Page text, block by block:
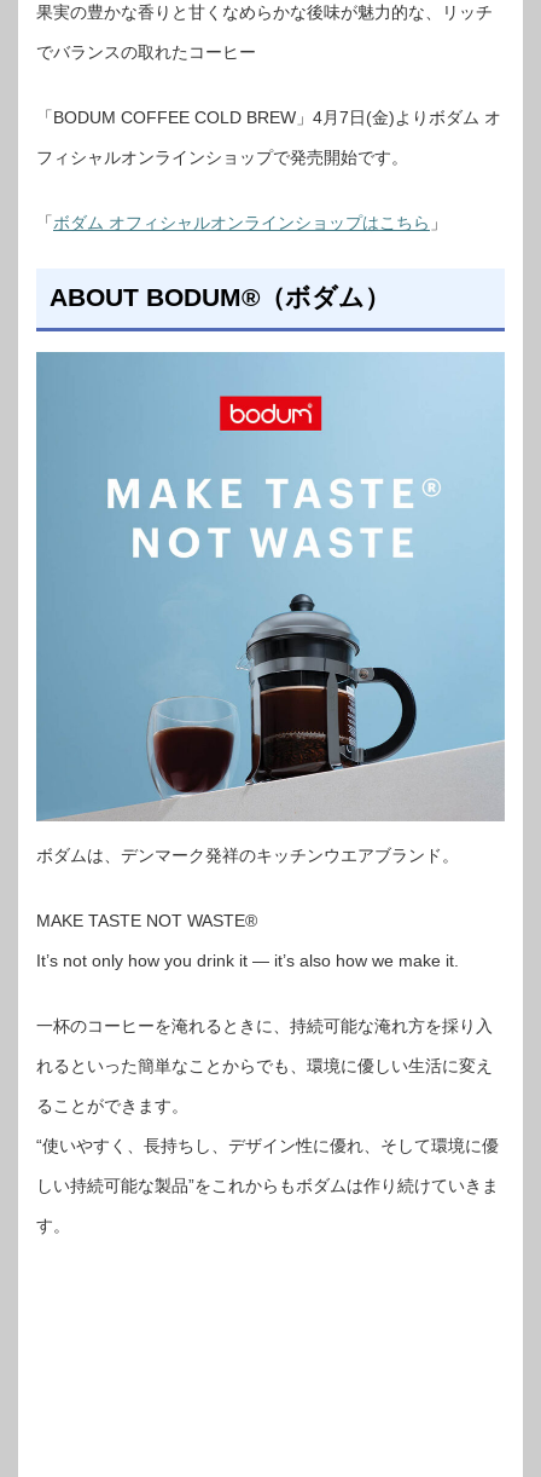
果実の豊かな香りと甘くなめらかな後味が魅力的な、リッチ
でバランスの取れたコーヒー
「BODUM COFFEE COLD BREW」4月7日(金)よりボダム オ
フィシャルオンラインショップで発売開始です。
「ボダム オフィシャルオンラインショップはこちら 」
ABOUT BODUM®（ボダム）
ボダムは、デンマーク発祥のキッチンウエアブランド。
MAKE TASTE NOT WASTE®
It’s not only how you drink it — it’s also how we make it.
一杯のコーヒーを淹れるときに、持続可能な淹れ方を採り入
れるといった簡単なことからでも、環境に優しい生活に変え
ることができます。
“使いやすく、長持ちし、デザイン性に優れ、そして環境に優
しい持続可能な製品”をこれからもボダムは作り続けていきま
す。